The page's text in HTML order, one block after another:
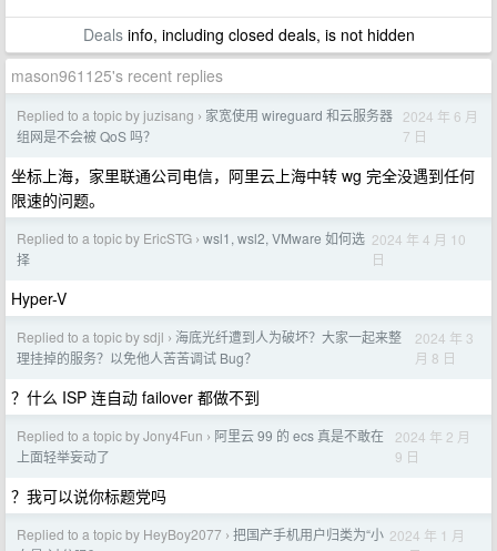
Dealsinfo, including closed deals, is not hidden
mason961125's recent replies
Replied to a topic by juzisang › 家宽使用 wireguard 和云服务器
组网是不会被 QoS 吗？
2024 年 6 月
7 日
坐标上海，家里联通公司电信，阿里云上海中转 wg 完全没遇到任何
限速的问题。
Replied to a topic by EricSTG › wsl1, wsl2, VMware 如何选
择
2024 年 4 月 10
日
Hyper-V
Replied to a topic by sdjl › 海底光纤遭到人为破坏？大家一起来整
理挂掉的服务？以免他人苦苦调试 Bug？
2024 年 3
月 8 日
？什么 ISP 连自动 failover 都做不到
Replied to a topic by Jony4Fun › 阿里云 99 的 ecs 真是不敢在
上面轻举妄动了
2024 年 2 月
9 日
？我可以说你标题党吗
Replied to a topic by HeyBoy2077 › 把国产手机用户归类为“小 2024 年 1 月